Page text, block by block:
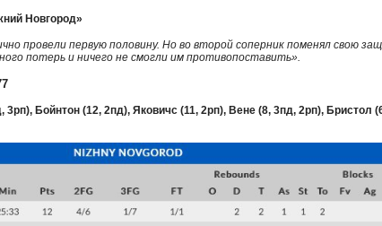
Новгород»
провели первую половину. Но во второй соперник поменял свою
потерь и ничего не смогли им противопоставить».
3рп), Бойнтон (12, 2пд), Яковичс (11, 2рп), Вене (8, 3пд, 2рп), Бристол